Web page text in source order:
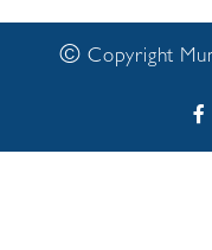
© Copyright